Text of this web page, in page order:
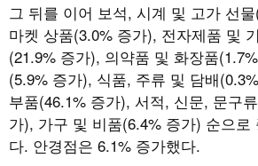
그 뒤를 이어 보석, 시계 및 고가 선물
마켓 상품(3.0% 증가), 전자제품 및
(21.9% 증가), 의약품 및 화장품(1.7%
(5.9% 증가), 식품, 주류 및 담배(0.3%
부품(46.1% 증가), 서적, 신문, 문구
가), 가구 및 비품(6.4% 증가) 순으로
다. 안경점은 6.1% 증가했다.